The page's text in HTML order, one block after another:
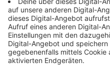
Anzeige
Wir